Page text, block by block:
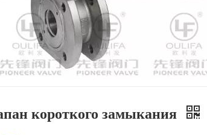
короткого замыкания